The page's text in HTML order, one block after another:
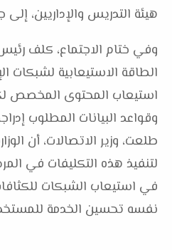
هيئة التدريس والإداريين،
وفي ختام الاجتماع، كلف
الطاقة الاستيعابية لشبكات
استيعاب المحتوى المخصص
وقواعد البيانات المطلوب
طلعت، وزير الاتصالات، أن
لتنفيذ هذه التكليفات في
في استيعاب الشبكات
نفسه تحسين الخدمة